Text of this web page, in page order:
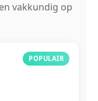
vakkundig op
POPULAIR